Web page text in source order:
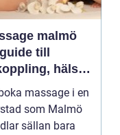
malmö
till
hälsa
välmående
massage i en
som Malmö
sällan bara